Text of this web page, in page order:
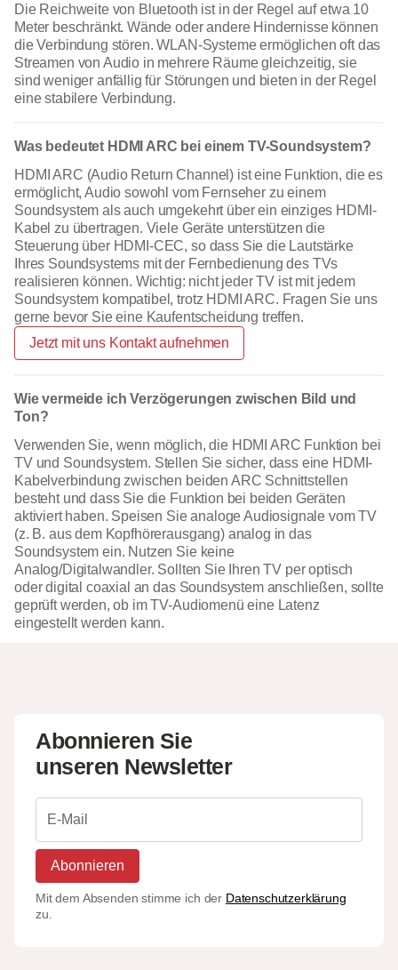
Die Reichweite von Bluetooth ist in der Regel auf etwa 10
Meter beschränkt. Wände oder andere Hindernisse können
die Verbindung stören. WLAN-Systeme ermöglichen oft das
Streamen von Audio in mehrere Räume gleichzeitig, sie
sind weniger anfällig für Störungen und bieten in der Regel
eine stabilere Verbindung.
Was bedeutet HDMI ARC bei einem TV-Soundsystem?
HDMI ARC (Audio Return Channel) ist eine Funktion, die es
ermöglicht, Audio sowohl vom Fernseher zu einem
Soundsystem als auch umgekehrt über ein einziges HDMI-
Kabel zu übertragen. Viele Geräte unterstützen die
Steuerung über HDMI-CEC, so dass Sie die Lautstärke
Ihres Soundsystems mit der Fernbedienung des TVs
realisieren können. Wichtig: nicht jeder TV ist mit jedem
Soundsystem kompatibel, trotz HDMI ARC. Fragen Sie uns
gerne bevor Sie eine Kaufentscheidung treffen.
Jetzt mit uns Kontakt aufnehmen
Wie vermeide ich Verzögerungen zwischen Bild und
Ton?
Verwenden Sie, wenn möglich, die HDMI ARC Funktion bei
TV und Soundsystem. Stellen Sie sicher, dass eine HDMI-
Kabelverbindung zwischen beiden ARC Schnittstellen
besteht und dass Sie die Funktion bei beiden Geräten
aktiviert haben. Speisen Sie analoge Audiosignale vom TV
(z. B. aus dem Kopfhörerausgang) analog in das
Soundsystem ein. Nutzen Sie keine
Analog/Digitalwandler. Sollten Sie Ihren TV per optisch
oder digital coaxial an das Soundsystem anschließen, sollte
geprüft werden, ob im TV-Audiomenü eine Latenz
eingestellt werden kann.
Abonnieren Sie
unseren Newsletter
Abonnieren
Mit dem Absenden stimme ich der Datenschutzerklärung
zu.